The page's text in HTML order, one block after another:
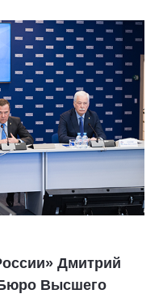
Дмитрий
Высшего